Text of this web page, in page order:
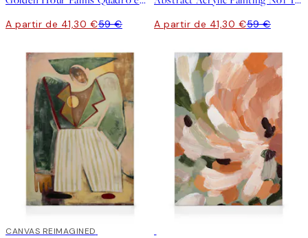
A partir de 41,30 €59 € A partir de 41,30 €59 €
30%*
CANVAS REIMAGINED